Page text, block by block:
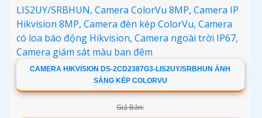
CAMERA HIKVISION DS-2CD2387G3-LIS2UY/SRBHUN ÁNH
SÁNG KÉP COLORVU
Giá Bán: